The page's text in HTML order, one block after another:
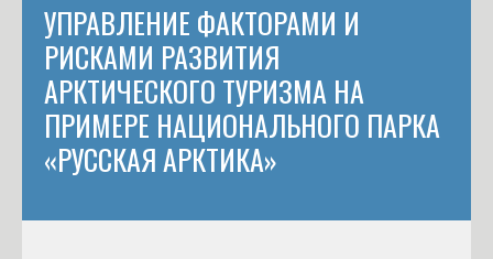
УПРАВЛЕНИЕ ФАКТОРАМИ И
РИСКАМИ РАЗВИТИЯ
АРКТИЧЕСКОГО ТУРИЗМА НА
ПРИМЕРЕ НАЦИОНАЛЬНОГО ПАРКА
«РУССКАЯ АРКТИКА»